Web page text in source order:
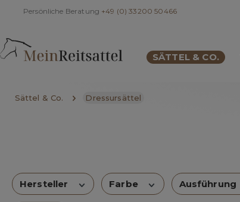
Zur Hauptnavigation springen
Persönliche Beratung +49 (0) 33200 50466
SÄTTEL & CO.
Sättel & Co. Dressursättel
Hersteller Farbe Ausführung